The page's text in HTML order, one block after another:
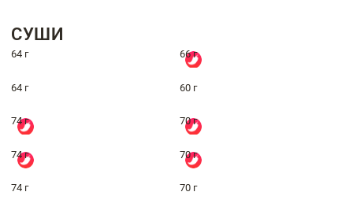
СУШИ
64 г 66 г
64 г 60 г
74 г 70 г
74 г 70 г
74 г 70 г